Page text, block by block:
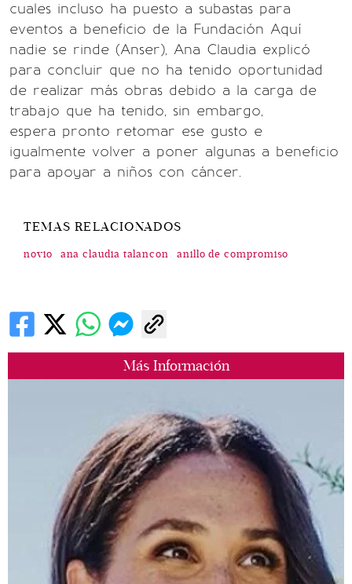
Más Información
cuales incluso ha puesto a subastas para
eventos a beneficio de la Fundación Aquí
nadie se rinde (Anser), Ana Claudia explicó
para concluir que no ha tenido oportunidad
de realizar más obras debido a la carga de
trabajo que ha tenido, sin embargo,
espera pronto retomar ese gusto e
igualmente volver a poner algunas a beneficio
para apoyar a niños con cáncer.
TEMAS RELACIONADOS
novio ana claudia talancon anillo de compromiso